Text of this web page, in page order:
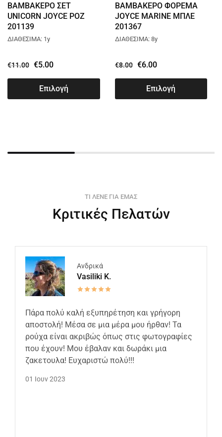
ΒΑΜΒΑΚΕΡΟ ΣΕΤ
UNICORN JOYCE ΡΟΖ
201139
ΔΙΑΘΕΣΙΜΑ: 1y
€11.00 €5.00
Επιλογή
ΒΑΜΒΑΚΕΡΟ ΦΟΡΕΜΑ
JOYCE MARINE ΜΠΛΕ
201367
ΔΙΑΘΕΣΙΜΑ: 8y
€8.00 €6.00
Επιλογή
ΤΙ ΛΕΝΕ ΓΙΑ ΕΜΑΣ
Κριτικές Πελατών
Ανδρικά
Vasiliki K.
Πάρα πολύ καλή εξυπηρέτηση και γρήγορη
αποστολή! Μέσα σε μια μέρα μου ήρθαν! Τα
ρούχα είναι ακριβώς όπως στις φωτογραφίες
που έχουν! Μου έβαλαν και δωράκι μια
ζακετουλα! Ευχαριστώ πολύ!!!
01 Ιουν 2023